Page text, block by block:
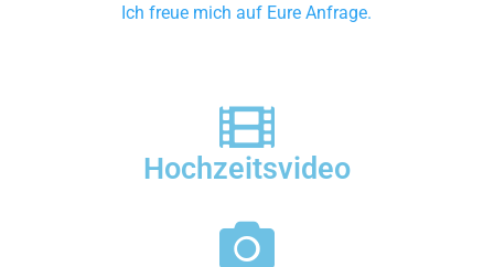
Ich freue mich auf Eure Anfrage.
Hochzeitsvideo